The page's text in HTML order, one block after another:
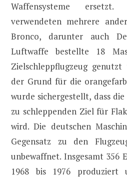
Waffensysteme
verwendeten mehrere
Bronco, darunter auch
Luftwaffe bestellte 18
Zielschleppflugzeug
der Grund für die
wurde sichergestellt, dass
zu schleppenden Ziel für
wird. Die deutschen
Gegensatz zu den
unbewaffnet. Insgesamt 356
1968 bis 1976 produziert